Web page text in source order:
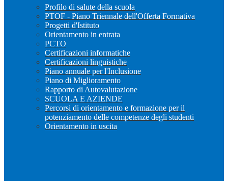
Profilo di salute della scuola
PTOF - Piano Triennale dell'Offerta Formativa
Progetti d'Istituto
Orientamento in entrata
PCTO
Certificazioni informatiche
Certificazioni linguistiche
Piano annuale per l'Inclusione
Piano di Miglioramento
Rapporto di Autovalutazione
SCUOLA E AZIENDE
Percorsi di orientamento e formazione per il
potenziamento delle competenze degli studenti
Orientamento in uscita